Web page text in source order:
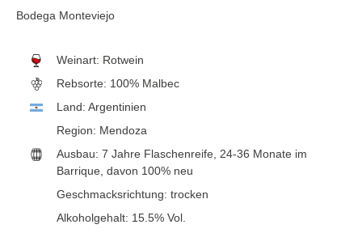
Bodega Monteviejo
Weinart: Rotwein
Rebsorte: 100% Malbec
Land: Argentinien
Region: Mendoza
Ausbau: 7 Jahre Flaschenreife , 24-36 Monate im
Barrique, davon 100% neu
Geschmacksrichtung: trocken
Alkoholgehalt: 15.5% Vol.